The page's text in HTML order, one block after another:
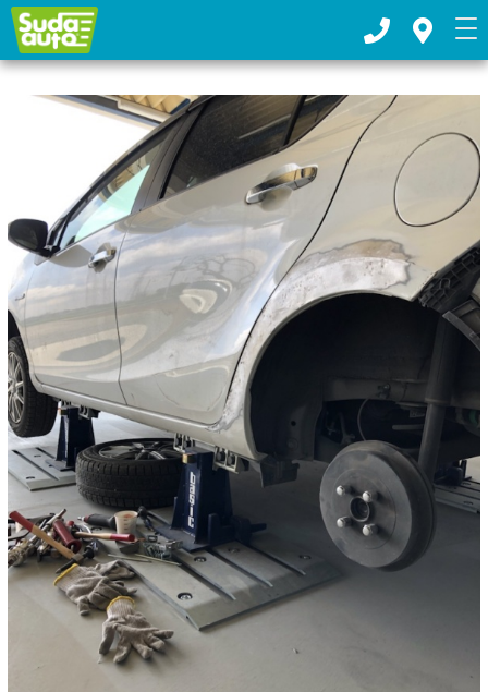
お車の板金塗装・車検整備ならスダオートへ｜下都賀郡野木町
TOP > 2020年